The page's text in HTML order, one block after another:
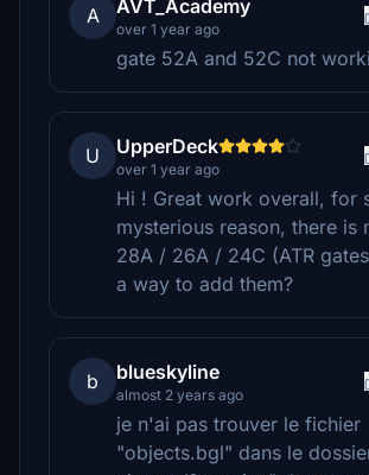
A AVT_Academy
over 1 year ago
gate 52A and 52C not
U UpperDeck
over 1 year ago
Hi ! Great work overall, for
mysterious reason, there is
28A / 26A / 24C (ATR
a way to add them?
b blueskyline
almost 2 years ago
je n'ai pas trouver le fichier
"objects.bgl" dans le